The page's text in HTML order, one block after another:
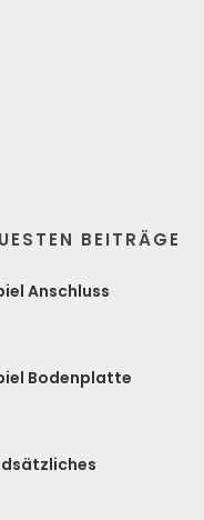
BEITRÄGE
Anschluss
Bodenplatte